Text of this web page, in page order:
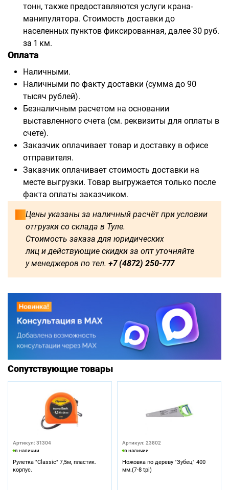
тонн, также предоставляются услуги крана-
манипулятора. Стоимость доставки до
населенных пунктов фиксированная, далее 30 руб.
за 1 км.
Оплата
Наличными.
Наличными по факту доставки (сумма до 90
тысяч рублей).
Безналичным расчетом на основании
выставленного счета (см. реквизиты для оплаты в
счете).
Заказчик оплачивает товар и доставку в офисе
отправителя.
Заказчик оплачивает стоимость доставки на
месте выгрузки. Товар выгружается только после
факта оплаты заказчиком.
Цены указаны за наличный расчёт при условии
отгрузки со склада в Туле.
Стоимость заказа для юридических
лиц и действующие скидки за опт уточняйте
у менеджеров по тел. +7 (4872) 250-777
Сопутствующие товары
Артикул: 31304
в наличии
Рулетка "Classic" 7,5м, пластик.
корпус.
Артикул: 23802
в наличии
Ножовка по дереву "Зубец" 400
мм.(7-8 tpi)